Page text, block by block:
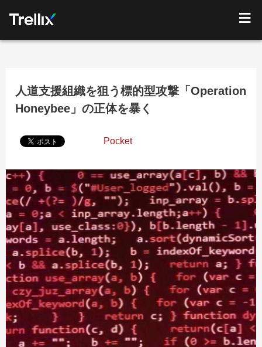
人道支援組織を狙う標的型攻撃「Operation
Honeybee」の正体を暴く
Pocket